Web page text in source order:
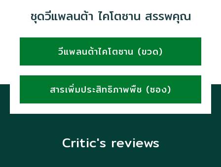
ชุดวีแพลนต้า ไคโตซาน สรรพคุณ
วีแพลนต้าไคโตซาน (ขวด)
สารเพิ่มประสิทธิภาพพืช (ซอง)
Critic's reviews